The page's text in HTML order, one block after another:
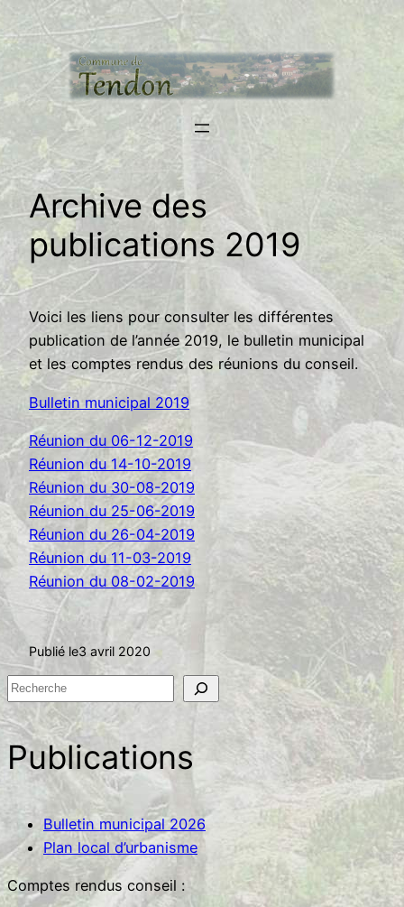
Aller
au
contenu
Archive des
publications 2019
Voici les liens pour consulter les différentes
publication de l’année 2019, le bulletin municipal
et les comptes rendus des réunions du conseil.
Bulletin municipal 2019
Réunion du 06-12-2019
Réunion du 14-10-2019
Réunion du 30-08-2019
Réunion du 25-06-2019
Réunion du 26-04-2019
Réunion du 11-03-2019
Réunion du 08-02-2019
Publié le3 avril 2020
R
e
c
h
c
h
e
r
Publications
Bulletin municipal 2026
Plan local d’urbanisme
Comptes rendus conseil :